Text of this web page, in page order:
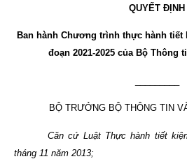
QUYẾT ĐỊNH
Ban hành Chương trình thực hành
đoạn 2021-2025 của Bộ Thông
BỘ TRƯỞNG BỘ THÔNG TIN
Căn cứ Luật Thực hành tiết
tháng 11 năm 2013;